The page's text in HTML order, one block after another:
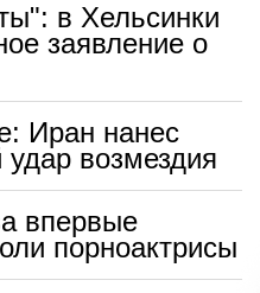
в Хельсинки
заявление о
Иран нанес
возмездия
впервые
порноактрисы